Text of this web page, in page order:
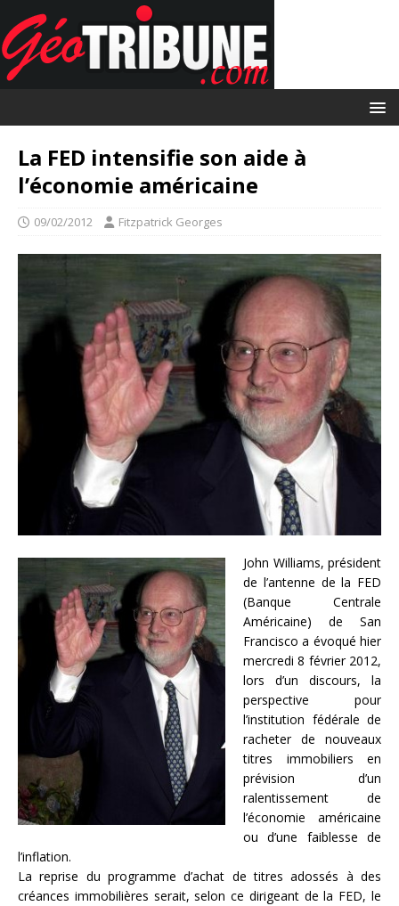
La FED intensifie son aide à
l’économie américaine
09/02/2012 Fitzpatrick Georges
John Williams, président
de l’antenne de la FED
(Banque Centrale
Américaine) de San
Francisco a évoqué hier
mercredi 8 février 2012,
lors d’un discours, la
perspective pour
l’institution fédérale de
racheter de nouveaux
titres immobiliers en
prévision d’un
ralentissement de
l’économie américaine
ou d’une faiblesse de
l’inflation.
La reprise du programme d’achat de titres adossés à des
créances immobilières serait, selon ce dirigeant de la FED, le